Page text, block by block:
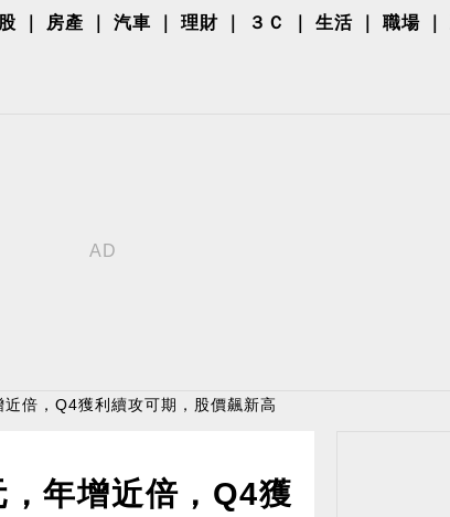
房產 汽車 理財 ３Ｃ 生活 職場
倍，Q4獲利續攻可期，股價飆新高
年增近倍，Q4獲